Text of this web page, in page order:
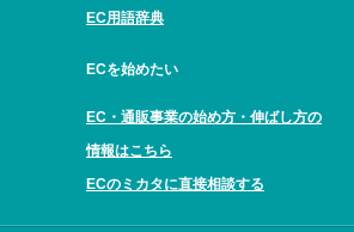
EC用語辞典
ECを始めたい
EC・通販事業の始め方・伸ばし方の
情報はこちら
ECのミカタに直接相談する